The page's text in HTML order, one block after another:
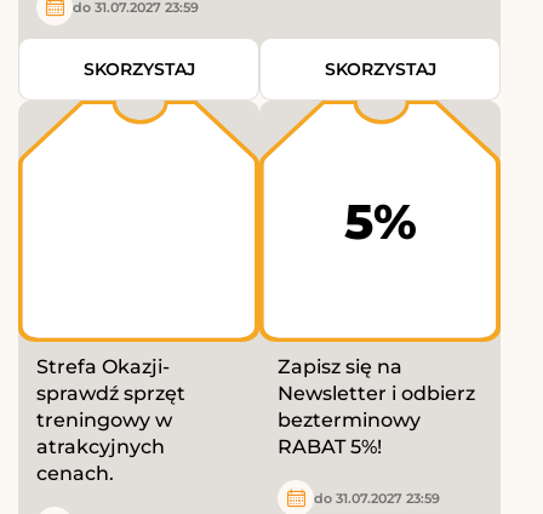
do 31.07.2027 23:59
SKORZYSTAJ SKORZYSTAJ
Strefa Okazji-
sprawdź sprzęt
treningowy w
atrakcyjnych
cenach.
5%
Zapisz się na
Newsletter i odbierz
bezterminowy
RABAT 5%!
do 31.07.2027 23:59